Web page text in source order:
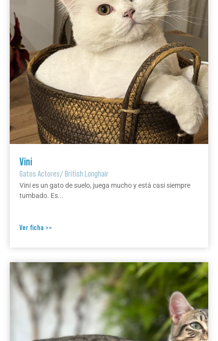
Vini
Gatos Actores/British Longhair
Vini es un gato de suelo, juega mucho y está casi siempre
tumbado. Es...
Ver ficha >>